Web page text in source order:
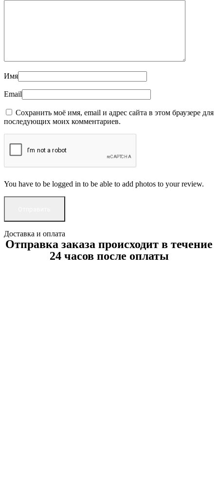
Имя
Email
Сохранить моё имя, email и адрес сайта в этом браузере для
последующих моих комментариев.
You have to be logged in to be able to add photos to your review.
Доставка и оплата
Отправка заказа происходит в течение
24 часов после оплаты